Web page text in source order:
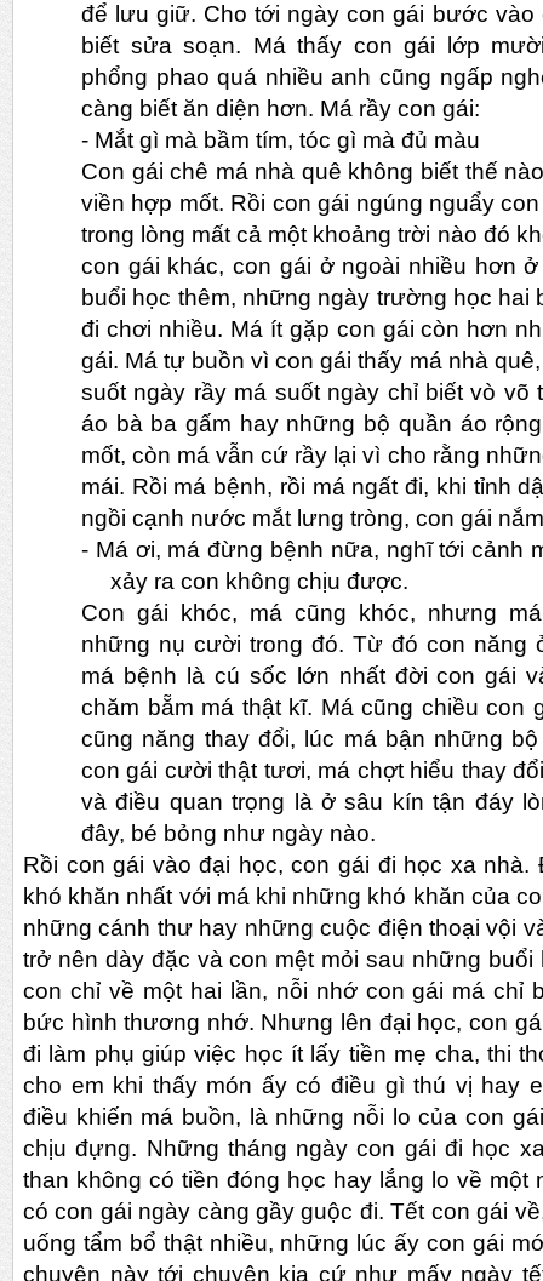
để lưu giữ. Cho tới ngày con gái bước vào
biết sửa soạn. Má thấy con gái lớp
phổng phao quá nhiều anh cũng ngấp
càng biết ăn diện hơn. Má rầy con gái:
- Mắt gì mà bầm tím, tóc gì mà đủ màu
Con gái chê má nhà quê không biết thế
viền hợp mốt. Rồi con gái ngúng nguẩy
trong lòng mất cả một khoảng trời nào đó
con gái khác, con gái ở ngoài nhiều hơn
buổi học thêm, những ngày trường học hai
đi chơi nhiều. Má ít gặp con gái còn hơn
gái. Má tự buồn vì con gái thấy má nhà
suốt ngày rầy má suốt ngày chỉ biết vò võ
áo bà ba gấm hay những bộ quần áo
mốt, còn má vẫn cứ rầy lại vì cho rằng
mái. Rồi má bệnh, rồi má ngất đi, khi tỉnh
ngồi cạnh nước mắt lưng tròng, con gái
- Má ơi, má đừng bệnh nữa, nghĩ tới cảnh
xảy ra con không chịu được.
Con gái khóc, má cũng khóc, nhưng
những nụ cười trong đó. Từ đó con năng
má bệnh là cú sốc lớn nhất đời con gái
chăm bẵm má thật kĩ. Má cũng chiều con
cũng năng thay đổi, lúc má bận những
con gái cười thật tươi, má chợt hiểu thay
và điều quan trọng là ở sâu kín tận đáy
đây, bé bỏng như ngày nào.
Rồi con gái vào đại học, con gái đi học xa
khó khăn nhất với má khi những khó khăn của
những cánh thư hay những cuộc điện thoại vội
trở nên dày đặc và con mệt mỏi sau những buổi
con chỉ về một hai lần, nỗi nhớ con gái má chỉ
bức hình thương nhớ. Nhưng lên đại học, con
đi làm phụ giúp việc học ít lấy tiền mẹ cha, thi
cho em khi thấy món ấy có điều gì thú vị hay
điều khiến má buồn, là những nỗi lo của con
chịu đựng. Những tháng ngày con gái đi học
than không có tiền đóng học hay lắng lo về một
có con gái ngày càng gầy guộc đi. Tết con gái
uống tẩm bổ thật nhiều, những lúc ấy con gái
chuyện này tới chuyện kia cứ như mấy ngày